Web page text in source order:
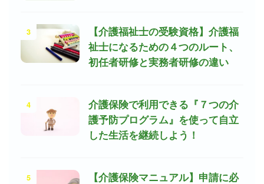
3
【介護福祉士の受験資格】介護福
祉士になるための４つのルート、
初任者研修と実務者研修の違い
4
介護保険で利用できる『７つの介
護予防プログラム』を使って自立
した生活を継続しよう！
5
【介護保険マニュアル】申請に必